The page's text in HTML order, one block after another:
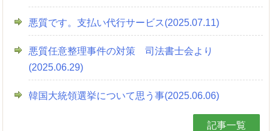
悪質です。支払い代行サービス(2025.07.11)
悪質任意整理事件の対策 司法書士会より
(2025.06.29)
韓国大統領選挙について思う事(2025.06.06)
記事一覧